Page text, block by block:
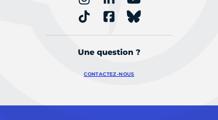
Une question ?
CONTACTEZ-NOUS